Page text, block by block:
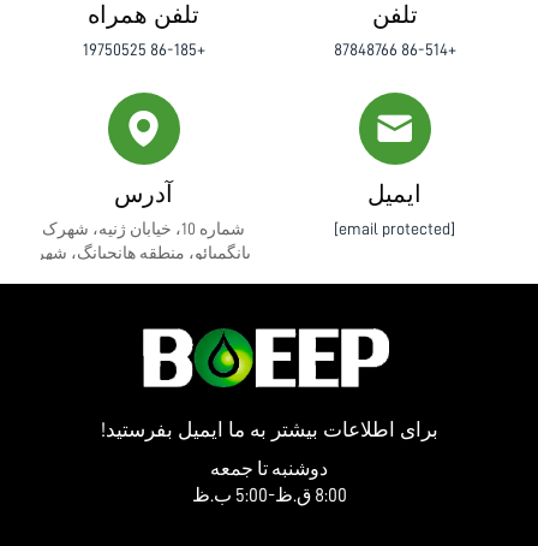
تلفن
+86-514 87848766
تلفن همراه
+86-185 19750525
ایمیل
[email protected]
آدرس
شماره 10، خیابان ژنیه، شهرک
یانگمیائو، منطقه هانجیانگ، شهر
برای اطلاعات بیشتر به ما ایمیل بفرستید!
دوشنبه تا جمعه
8:00 ق.ظ-5:00 ب.ظ